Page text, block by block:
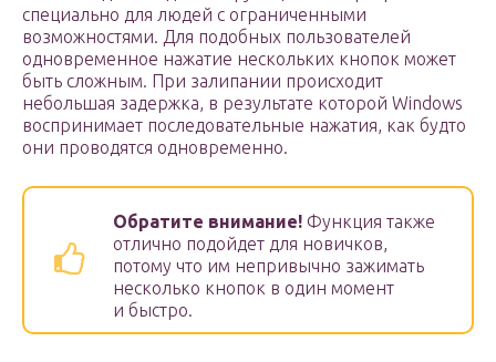
специально для людей с ограниченными
возможностями. Для подобных пользователей
одновременное нажатие нескольких кнопок может
быть сложным. При залипании происходит
небольшая задержка, в результате которой Windows
воспринимает последовательные нажатия, как будто
они проводятся одновременно.
Обратите внимание! Функция также
отлично подойдет для новичков,
потому что им непривычно зажимать
несколько кнопок в один момент
и быстро.